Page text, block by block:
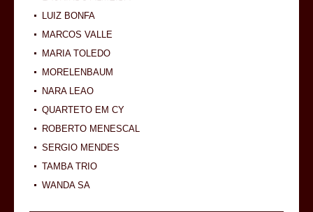
LUIZ BONFA
MARCOS VALLE
MARIA TOLEDO
MORELENBAUM
NARA LEAO
QUARTETO EM CY
ROBERTO MENESCAL
SERGIO MENDES
TAMBA TRIO
WANDA SA